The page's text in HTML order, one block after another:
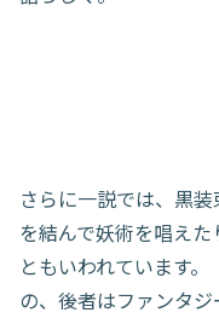
さらに一説では、黒
を結んで妖術を唱え
ともいわれています
の、後者はファンタ